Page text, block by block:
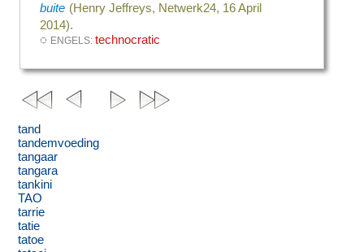
buite (Henry Jeffreys, Netwerk24, 16 April
2014).
◌ ENGELS:technocratic
tand
tandemvoeding
tangaar
tangara
tankini
TAO
tarrie
tatie
tatoe